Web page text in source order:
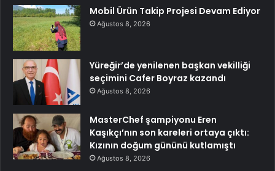
Mobil Ürün Takip Projesi Devam Ediyor
Ağustos 8, 2026
Yüreğir’de yenilenen başkan vekilliği
seçimini Cafer Boyraz kazandı
Ağustos 8, 2026
MasterChef şampiyonu Eren
Kaşıkçı’nın son kareleri ortaya çıktı:
Kızının doğum gününü kutlamıştı
Ağustos 8, 2026